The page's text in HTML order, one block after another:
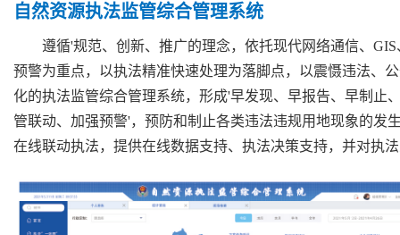
自然资源执法监管综合管理系统
遵循'规范、创新、推广的理念，依托现代网络通信、
预警为重点，以执法精准快速处理为落脚点，以震慑违法、
化的执法监管综合管理系统，形成'早发现、早报告、早制止
管联动、加强预警'，预防和制止各类违法违规用地现象的发
在线联动执法，提供在线数据支持、执法决策支持，并对执